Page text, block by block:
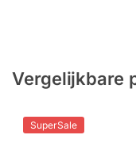
Vergelijkbare
SuperSale